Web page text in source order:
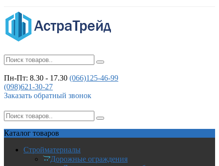
Пн-Пт: 8.30 - 17.30 (066)125-46-99
(098)621-30-27
Заказать обратный звонок
Каталог товаров
Стройматериалы
Дорожные ограждения